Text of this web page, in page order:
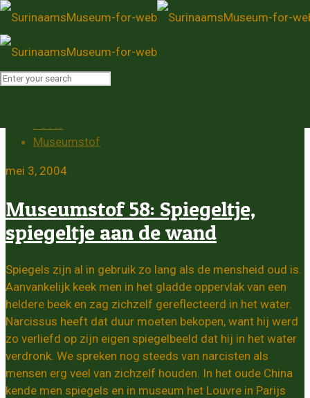
Museumstof
Posts
Museumstof
mei 3, 2004
Museumstof 58: Spiegeltje,
spiegeltje aan de wand
Spiegels zijn al in gebruik zo lang als de mensheid oud is.
Aanvankelijk keek men in het gladde oppervlak van een
heldere beek en zag zichzelf gereflecteerd in het water.
Narcissus heeft dat duur moeten bekopen, want hij werd
zo verliefd op zijn eigen spiegelbeeld dat hij in het water
verdronk. We spreken nog steeds van narcisten als
mensen erg veel van zichzelf houden. In het oude China
kende men spiegels en in museum het Louvre in Parijs